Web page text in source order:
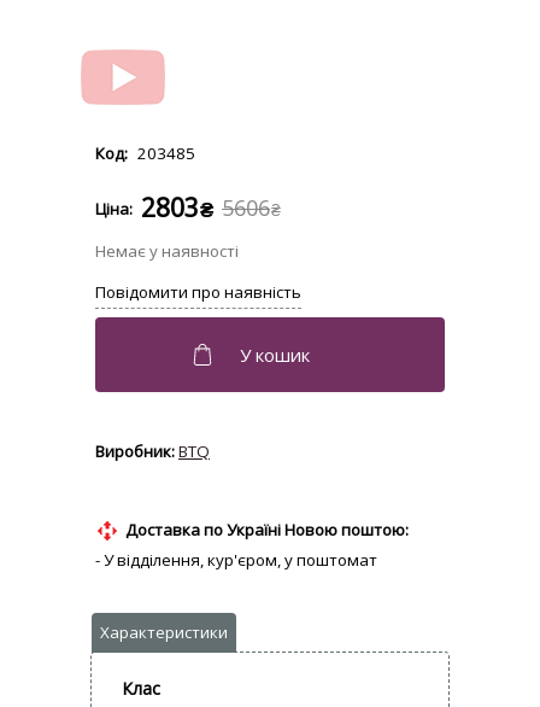
203485
5606₴
2803₴
BTQ
Доставка по Україні Новою поштою:
- У відділення, кур'єром, у поштомат
Клас